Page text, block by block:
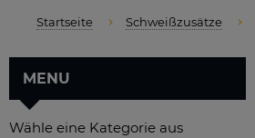
Startseite Schweißzusätze
MENU
Wähle eine Kategorie aus